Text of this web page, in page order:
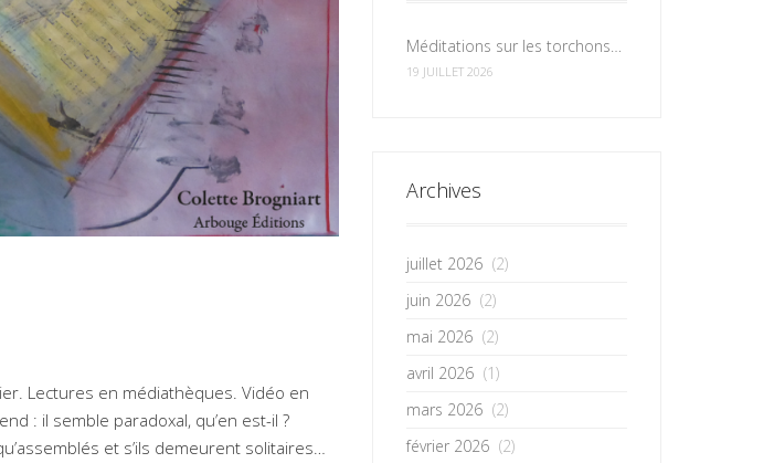
Lectures en médiathèques. Vidéo en
: il semble paradoxal, qu’en est-il ?
et s’ils demeurent solitaires…
Méditations sur les torchons et les serviettes
19 JUILLET 2026
Archives
juillet 2026 (2)
juin 2026 (2)
mai 2026 (2)
avril 2026 (1)
mars 2026 (2)
février 2026 (2)